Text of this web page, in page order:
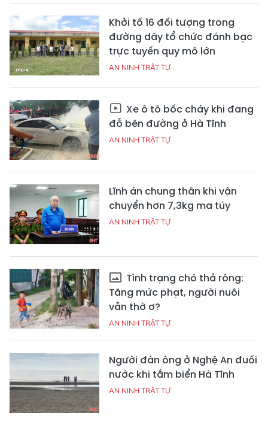
Khởi tố 16 đối tượng trong
đường dây tổ chức đánh bạc
trực tuyến quy mô lớn
AN NINH TRẬT TỰ
Xe ô tô bốc cháy khi đang
đỗ bên đường ở Hà Tĩnh
AN NINH TRẬT TỰ
Lĩnh án chung thân khi vận
chuyển hơn 7,3kg ma túy
AN NINH TRẬT TỰ
Tình trạng chó thả rông:
Tăng mức phạt, người nuôi
vẫn thờ ơ?
AN NINH TRẬT TỰ
Người đàn ông ở Nghệ An đuối
nước khi tắm biển Hà Tĩnh
AN NINH TRẬT TỰ